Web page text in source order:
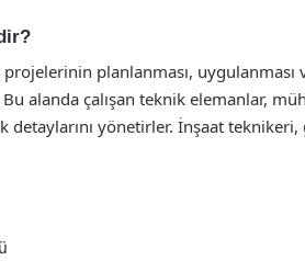
planlanması,
alanda çalışan teknik elemanlar,
yönetirler. İnşaat